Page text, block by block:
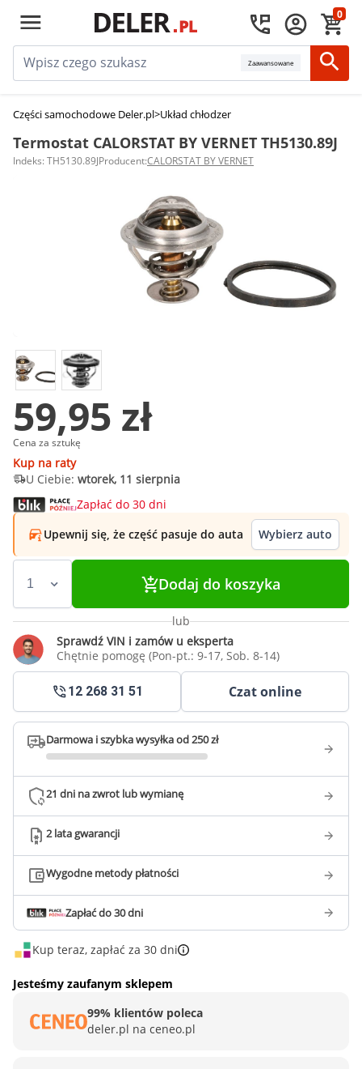
0
Zaawansowane
Części samochodowe Deler.pl>Układ chłodzenia silnika
Termostat CALORSTAT BY VERNET TH5130.89J
Indeks: TH5130.89JProducent:CALORSTAT BY VERNET
59,95 zł
Cena za sztukę
Kup na raty
U Ciebie: wtorek, 11 sierpnia
Zapłać do 30 dni
Upewnij się, że część pasuje do auta
Wybierz auto
Dodaj do koszyka
lub
Sprawdź VIN i zamów u eksperta
Chętnie pomogę (Pon-pt.: 9-17, Sob. 8-14)
12 268 31 51 Czat online
Darmowa i szybka wysyłka od 250 zł
21 dni na zwrot lub wymianę
2 lata gwarancji
Wygodne metody płatności
Zapłać do 30 dni
Kup teraz, zapłać za 30 dni
Jesteśmy zaufanym sklepem
99% klientów poleca
deler.pl na ceneo.pl